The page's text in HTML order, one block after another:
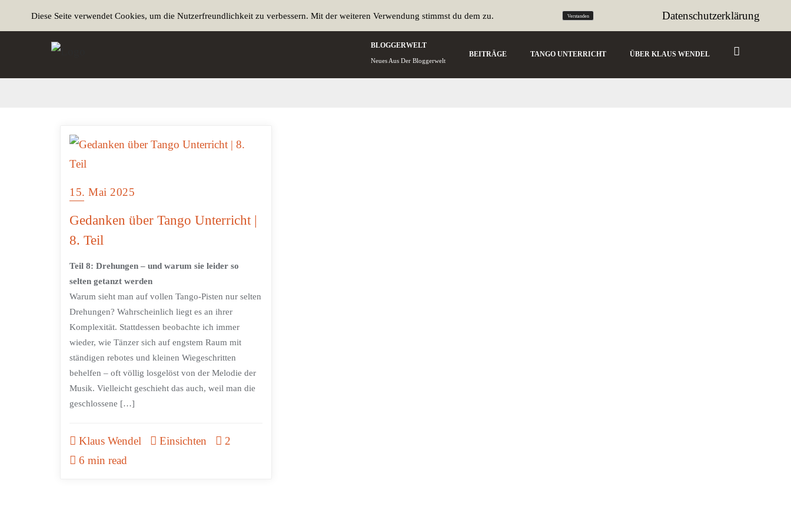
tango@sencillo.de
BLOGGERWELT
Neues Aus Der Bloggerwelt
BEITRÄGE TANGO UNTERRICHT ÜBER KLAUS WENDEL
15. Mai 2025
Gedanken über Tango Unterricht |
8. Teil
Teil 8: Drehungen – und warum sie leider so
selten getanzt werden
Warum sieht man auf vollen Tango-Pisten nur selten
Drehungen? Wahrscheinlich liegt es an ihrer
Komplexität. Stattdessen beobachte ich immer
wieder, wie Tänzer sich auf engstem Raum mit
ständigen rebotes und kleinen Wiegeschritten
behelfen – oft völlig losgelöst von der Melodie der
Musik. Vielleicht geschieht das auch, weil man die
geschlossene […]
Klaus Wendel Einsichten
2
6 min read
Diese Seite verwendet Cookies, um die Nutzerfreundlichkeit zu verbessern. Mit der weiteren Verwendung stimmst du dem zu. Verstanden Datenschutzerklärung